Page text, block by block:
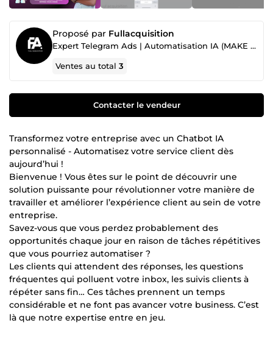
Proposé par Fullacquisition
Expert Telegram Ads | Automatisation IA (MAKE & n8n) | Chatbots | Tunnels de vente
Ventes au total3
Contacter le vendeur
Transformez votre entreprise avec un Chatbot IA
personnalisé - Automatisez votre service client dès
aujourd’hui !
Bienvenue ! Vous êtes sur le point de découvrir une
solution puissante pour révolutionner votre manière de
travailler et améliorer l’expérience client au sein de votre
entreprise.
Savez-vous que vous perdez probablement des
opportunités chaque jour en raison de tâches répétitives
que vous pourriez automatiser ?
Les clients qui attendent des réponses, les questions
fréquentes qui polluent votre inbox, les suivis clients à
répéter sans fin… Ces tâches prennent un temps
considérable et ne font pas avancer votre business. C’est
là que notre expertise entre en jeu.